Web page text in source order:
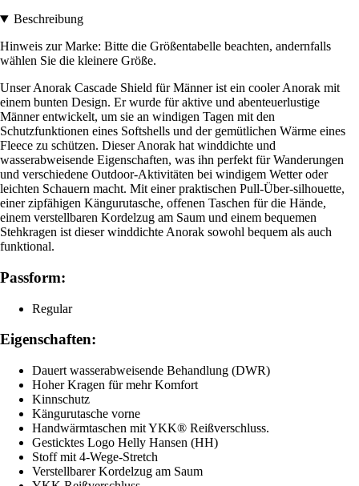
Beschreibung
Hinweis zur Marke: Bitte die Größentabelle beachten, andernfalls
wählen Sie die kleinere Größe.
Unser Anorak Cascade Shield für Männer ist ein cooler Anorak mit
einem bunten Design. Er wurde für aktive und abenteuerlustige
Männer entwickelt, um sie an windigen Tagen mit den
Schutzfunktionen eines Softshells und der gemütlichen Wärme eines
Fleece zu schützen. Dieser Anorak hat winddichte und
wasserabweisende Eigenschaften, was ihn perfekt für Wanderungen
und verschiedene Outdoor-Aktivitäten bei windigem Wetter oder
leichten Schauern macht. Mit einer praktischen Pull-Über-silhouette,
einer zipfähigen Kängurutasche, offenen Taschen für die Hände,
einem verstellbaren Kordelzug am Saum und einem bequemen
Stehkragen ist dieser winddichte Anorak sowohl bequem als auch
funktional.
Passform:
Regular
Eigenschaften:
Dauert wasserabweisende Behandlung (DWR)
Hoher Kragen für mehr Komfort
Kinnschutz
Kängurutasche vorne
Handwärmtaschen mit YKK® Reißverschluss.
Gesticktes Logo Helly Hansen (HH)
Stoff mit 4-Wege-Stretch
Verstellbarer Kordelzug am Saum